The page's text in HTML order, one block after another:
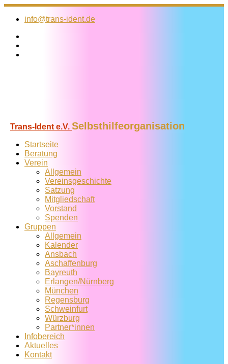
Zum
Inhalt
info@trans-ident.de
Trans-Ident e.V. Selbsthilfeorganisation
Startseite
Beratung
Verein
Allgemein
Vereins­geschichte
Satzung
Mitglied­schaft
Vorstand
Spenden
Gruppen
Allgemein
Kalender
Ansbach
Aschaffenburg
Bayreuth
Erlangen/Nürnberg
München
Regensburg
Schweinfurt
Würzburg
Partner*innen
Infobereich
Aktuelles
Kontakt